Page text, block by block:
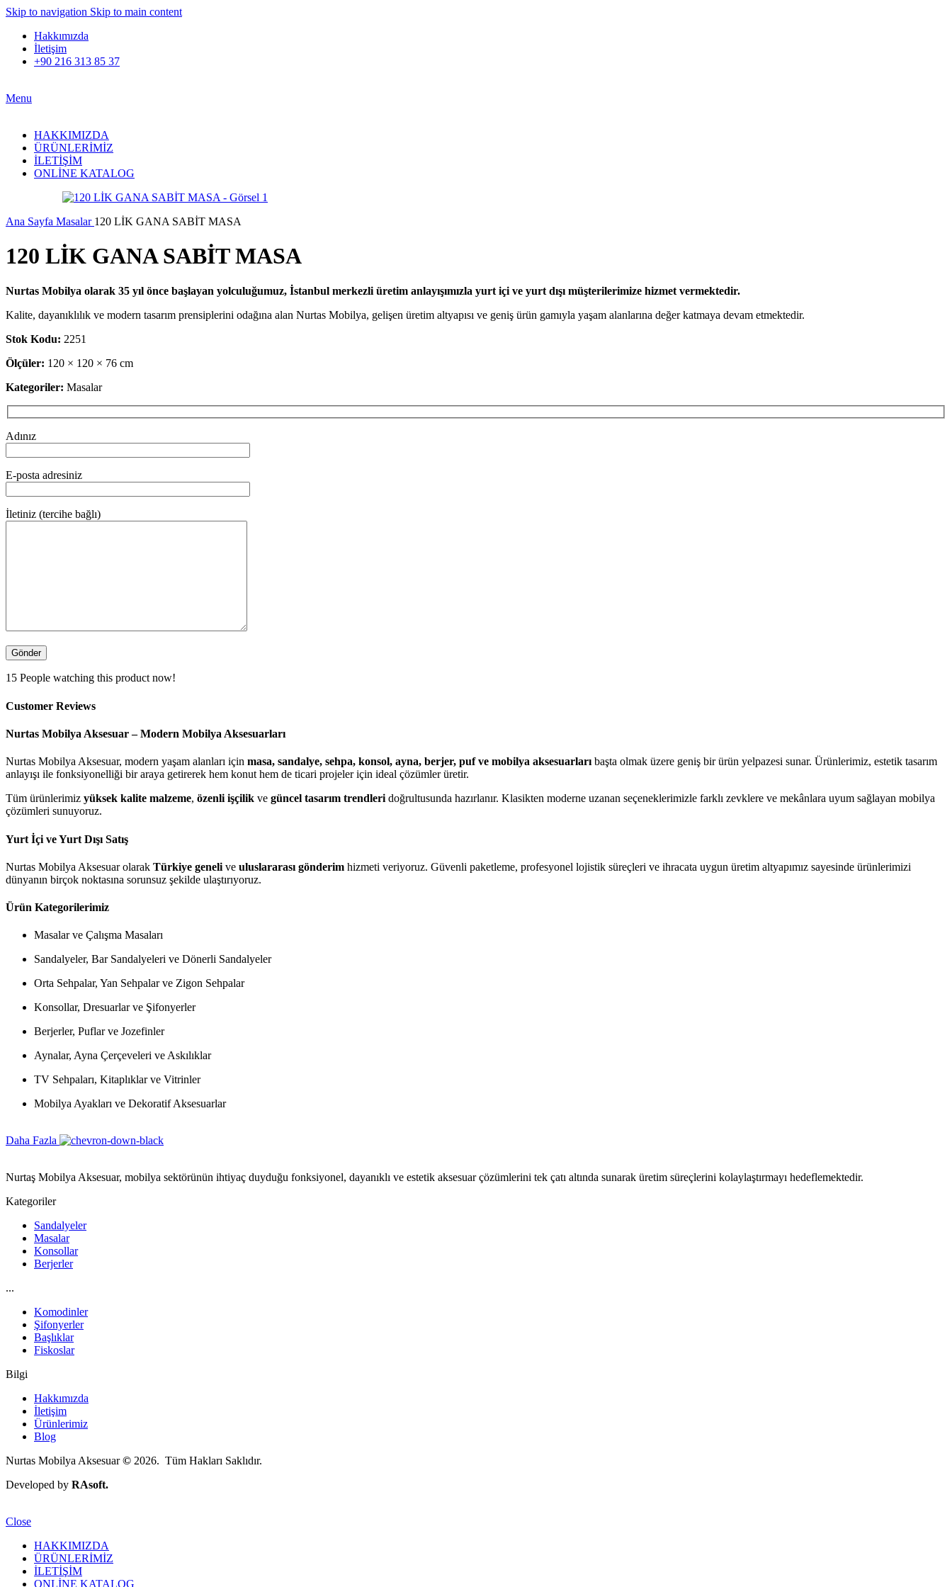
Skip to navigation Skip to main content
Hakkımızda
İletişim
+90 216 313 85 37
Menu
HAKKIMIZDA
ÜRÜNLERİMİZ
İLETİŞİM
ONLİNE KATALOG
Ana Sayfa Masalar 120 LİK GANA SABİT MASA
120 LİK GANA SABİT MASA
Nurtas Mobilya olarak 35 yıl önce başlayan yolculuğumuz, İstanbul merkezli üretim anlayışımızla yurt içi ve yurt dışı müşterilerimize hizmet vermektedir.
Kalite, dayanıklılık ve modern tasarım prensiplerini odağına alan Nurtas Mobilya, gelişen üretim altyapısı ve geniş ürün gamıyla yaşam alanlarına değer katmaya devam etmektedir.
Stok Kodu: 2251
Ölçüler: 120 × 120 × 76 cm
Kategoriler: Masalar
Adınız
E-posta adresiniz
İletiniz (tercihe bağlı)
15 People watching this product now!
Customer Reviews
Nurtas Mobilya Aksesuar – Modern Mobilya Aksesuarları
Nurtas Mobilya Aksesuar, modern yaşam alanları için masa, sandalye, sehpa, konsol, ayna, berjer, puf ve mobilya aksesuarları başta olmak üzere geniş bir ürün yelpazesi sunar. Ürünlerimiz, estetik tasarım
anlayışı ile fonksiyonelliği bir araya getirerek hem konut hem de ticari projeler için ideal çözümler üretir.
Tüm ürünlerimiz yüksek kalite malzeme, özenli işçilik ve güncel tasarım trendleri doğrultusunda hazırlanır. Klasikten moderne uzanan seçeneklerimizle farklı zevklere ve mekânlara uyum sağlayan mobilya
çözümleri sunuyoruz.
Yurt İçi ve Yurt Dışı Satış
Nurtas Mobilya Aksesuar olarak Türkiye geneli ve uluslararası gönderim hizmeti veriyoruz. Güvenli paketleme, profesyonel lojistik süreçleri ve ihracata uygun üretim altyapımız sayesinde ürünlerimizi
dünyanın birçok noktasına sorunsuz şekilde ulaştırıyoruz.
Ürün Kategorilerimiz
Masalar ve Çalışma Masaları
Sandalyeler, Bar Sandalyeleri ve Dönerli Sandalyeler
Orta Sehpalar, Yan Sehpalar ve Zigon Sehpalar
Konsollar, Dresuarlar ve Şifonyerler
Berjerler, Puflar ve Jozefinler
Aynalar, Ayna Çerçeveleri ve Askılıklar
TV Sehpaları, Kitaplıklar ve Vitrinler
Mobilya Ayakları ve Dekoratif Aksesuarlar
Daha Fazla
Nurtaş Mobilya Aksesuar, mobilya sektörünün ihtiyaç duyduğu fonksiyonel, dayanıklı ve estetik aksesuar çözümlerini tek çatı altında sunarak üretim süreçlerini kolaylaştırmayı hedeflemektedir.
Kategoriler
Sandalyeler
Masalar
Konsollar
Berjerler
...
Komodinler
Şifonyerler
Başlıklar
Fiskoslar
Bilgi
Hakkımızda
İletişim
Ürünlerimiz
Blog
Nurtas Mobilya Aksesuar© 2026. Tüm Hakları Saklıdır.
Developed by RAsoft.
Close
HAKKIMIZDA
ÜRÜNLERİMİZ
İLETİŞİM
ONLİNE KATALOG